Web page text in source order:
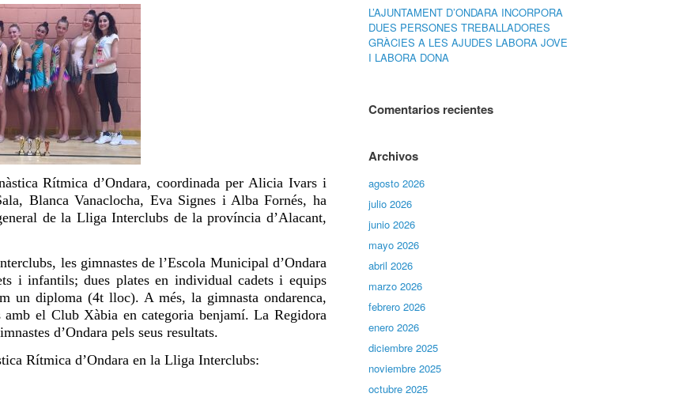
Rítmica d’Ondara, coordinada per Alicia Ivars i
Blanca Vanaclocha, Eva Signes i Alba Fornés, ha
de la Lliga Interclubs de la província d’Alacant,
, les gimnastes de l’Escola Municipald’Ondara
i infantils; dues platesen individual cadets i equips
un diploma (4t lloc). A més, la gimnasta ondarenca,
amb el Club Xàbia en categoria benjamí. La Regidora
d’Ondara pels seus resultats.
Rítmica d’Ondara en la Lliga Interclubs:
L’AJUNTAMENT D’ONDARA INCORPORA
DUES PERSONES TREBALLADORES
GRÀCIES A LES AJUDES LABORA JOVE
I LABORA DONA
Comentarios recientes
Archivos
agosto 2026
julio 2026
junio 2026
mayo 2026
abril 2026
marzo 2026
febrero 2026
enero 2026
diciembre 2025
noviembre 2025
octubre 2025